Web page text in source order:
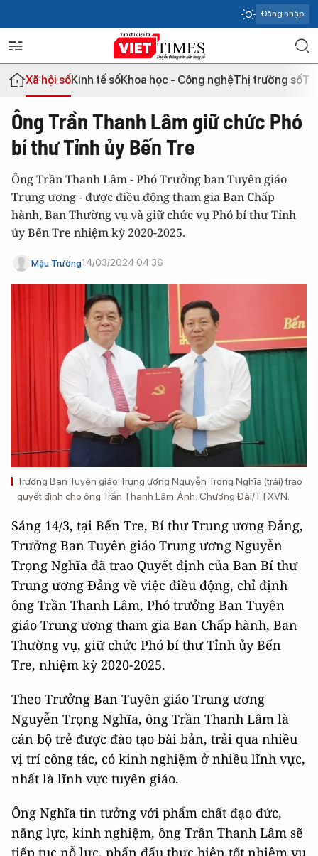
Đăng nhập
Xã hội sốKinh tế sốKhoa học - Công nghệThị trường số
Ông Trần Thanh Lâm giữ chức Phó
bí thư Tỉnh ủy Bến Tre
Ông Trần Thanh Lâm - Phó Trưởng ban Tuyên giáo
Trung ương - được điều động tham gia Ban Chấp
hành, Ban Thường vụ và giữ chức vụ Phó bí thư Tỉnh
ủy Bến Tre nhiệm kỳ 2020-2025.
Mậu Trường14/03/2024 04:36
Trưởng Ban Tuyên giáo Trung ương Nguyễn Trọng Nghĩa (trái) trao
quyết định cho ông Trần Thanh Lâm. Ảnh: Chương Đài/TTXVN.
Sáng 14/3, tại Bến Tre, Bí thư Trung ương Đảng,
Trưởng Ban Tuyên giáo Trung ương Nguyễn
Trọng Nghĩa đã trao Quyết định của Ban Bí thư
Trung ương Đảng về việc điều động, chỉ định
ông Trần Thanh Lâm, Phó trưởng Ban Tuyên
giáo Trung ương tham gia Ban Chấp hành, Ban
Thường vụ, giữ chức Phó bí thư Tỉnh ủy Bến
Tre, nhiệm kỳ 2020-2025.
Theo Trưởng Ban Tuyên giáo Trung ương
Nguyễn Trọng Nghĩa, ông Trần Thanh Lâm là
cán bộ trẻ được đào tạo bài bản, trải qua nhiều
vị trí công tác, có kinh nghiệm ở nhiều lĩnh vực,
nhất là lĩnh vực tuyên giáo.
Ông Nghĩa tin tưởng với phẩm chất đạo đức,
năng lực, kinh nghiệm, ông Trần Thanh Lâm sẽ
tiếp tục nỗ lực, phấn đấu thực hiện tốt nhiệm vụ